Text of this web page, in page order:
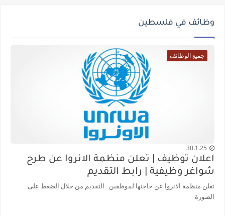
وظائف في فلسطين
جميع الوظائف
30.1.25
اعلان توظيف | تعلن منظمة الانروا عن طرح
شواغر وظيفية | رابط التقديم
تعلن منظمة الانروا عن حاجتها لموظفين التقديم من خلال الضغط على
الصورة